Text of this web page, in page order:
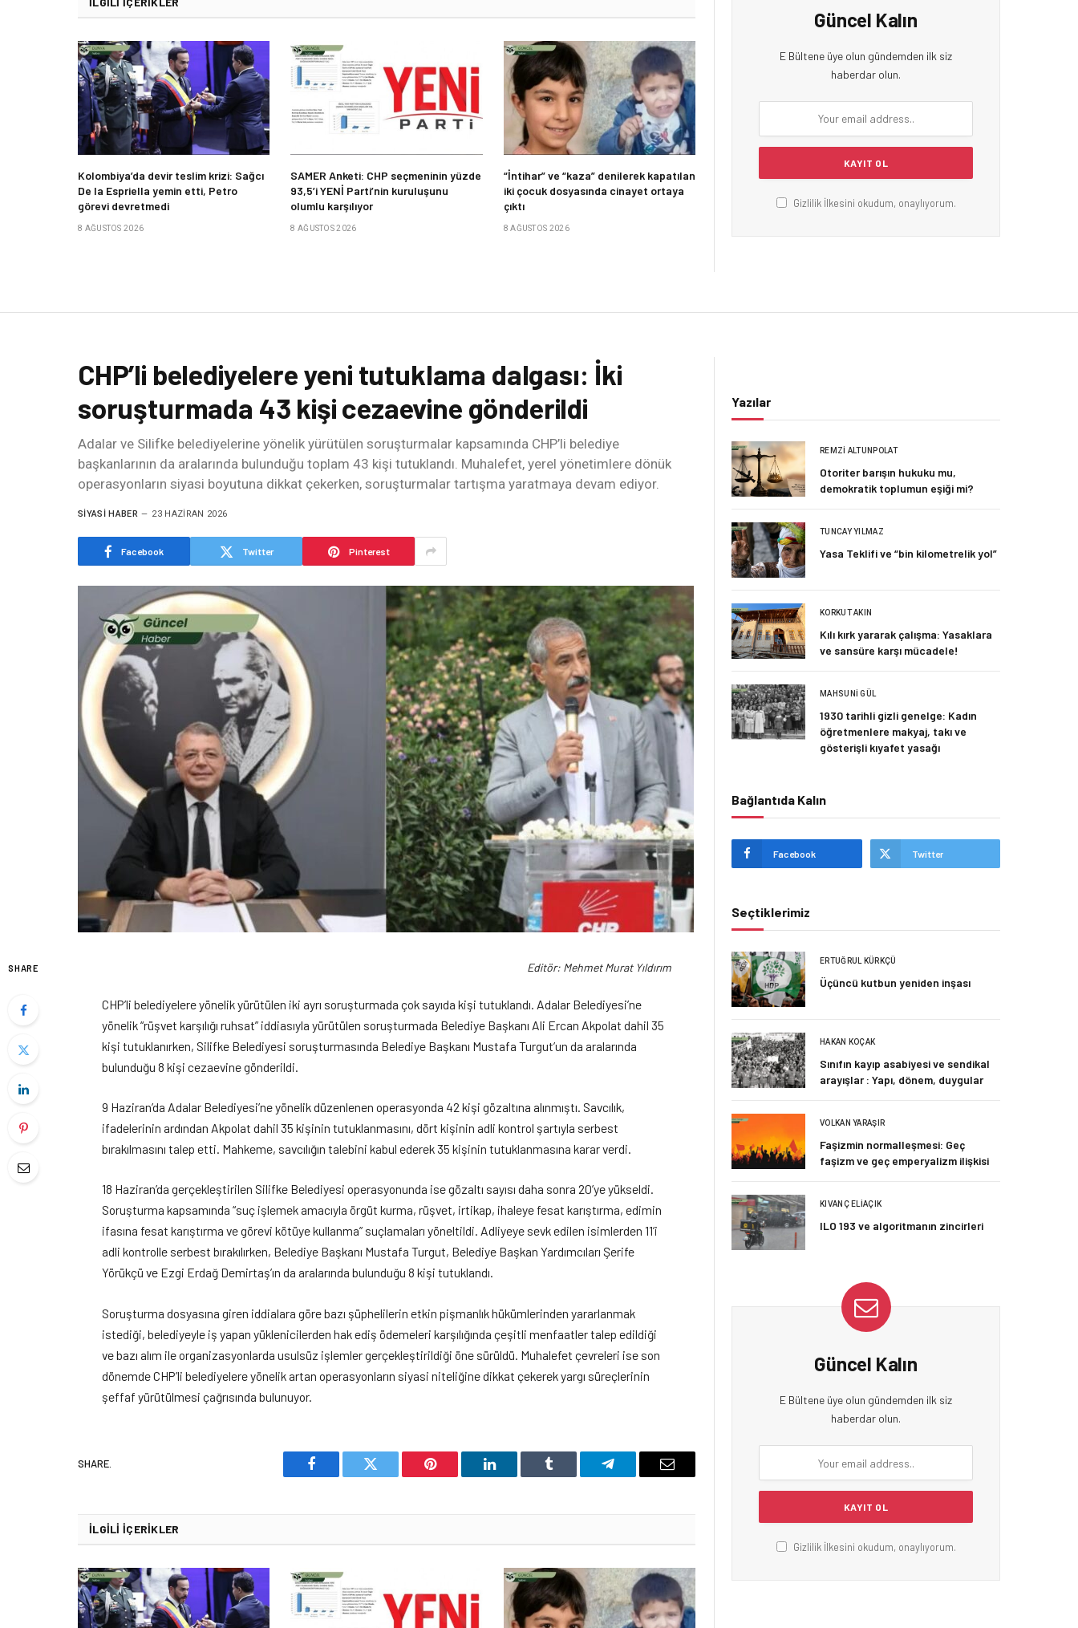
Kolombiya’da devir teslim krizi: Sağcı
De la Espriella yemin etti, Petro
görevi devretmedi
8 AĞUSTOS 2026
SAMER Anketi: CHP seçmeninin yüzde
93,5’i YENİ Parti’nin kuruluşunu
olumlu karşılıyor
8 AĞUSTOS 2026
“İntihar” ve “kaza” denilerek kapatılan
iki çocuk dosyasında cinayet ortaya
çıktı
8 AĞUSTOS 2026
Güncel Kalın
E Bültene üye olun gündemden ilk siz
haberdar olun.
Gizlilik İlkesini okudum, onaylıyorum.
CHP’li belediyelere yeni tutuklama dalgası: İki
soruşturmada 43 kişi cezaevine gönderildi
Adalar ve Silifke belediyelerine yönelik yürütülen soruşturmalar kapsamında CHP’li belediye
başkanlarının da aralarında bulunduğu toplam 43 kişi tutuklandı. Muhalefet, yerel yönetimlere dönük
operasyonların siyasi boyutuna dikkat çekerken, soruşturmalar tartışma yaratmaya devam ediyor.
SIYASI HABER 23 HAZIRAN 2026
Facebook Twitter Pinterest
SHARE Editör: Mehmet Murat Yıldırım
CHP’li belediyelere yönelik yürütülen iki ayrı soruşturmada çok sayıda kişi tutuklandı. Adalar Belediyesi’ne
yönelik “rüşvet karşılığı ruhsat” iddiasıyla yürütülen soruşturmada Belediye Başkanı Ali Ercan Akpolat dahil 35
kişi tutuklanırken, Silifke Belediyesi soruşturmasında Belediye Başkanı Mustafa Turgut’un da aralarında
bulunduğu 8 kişi cezaevine gönderildi.
9 Haziran’da Adalar Belediyesi’ne yönelik düzenlenen operasyonda 42 kişi gözaltına alınmıştı. Savcılık,
ifadelerinin ardından Akpolat dahil 35 kişinin tutuklanmasını, dört kişinin adli kontrol şartıyla serbest
bırakılmasını talep etti. Mahkeme, savcılığın talebini kabul ederek 35 kişinin tutuklanmasına karar verdi.
18 Haziran’da gerçekleştirilen Silifke Belediyesi operasyonunda ise gözaltı sayısı daha sonra 20’ye yükseldi.
Soruşturma kapsamında “suç işlemek amacıyla örgüt kurma, rüşvet, irtikap, ihaleye fesat karıştırma, edimin
ifasına fesat karıştırma ve görevi kötüye kullanma” suçlamaları yöneltildi. Adliyeye sevk edilen isimlerden 11’i
adli kontrolle serbest bırakılırken, Belediye Başkanı Mustafa Turgut, Belediye Başkan Yardımcıları Şerife
Yörükçü ve Ezgi Erdağ Demirtaş’ın da aralarında bulunduğu 8 kişi tutuklandı.
Soruşturma dosyasına giren iddialara göre bazı şüphelilerin etkin pişmanlık hükümlerinden yararlanmak
istediği, belediyeyle iş yapan yüklenicilerden hak ediş ödemeleri karşılığında çeşitli menfaatler talep edildiği
ve bazı alım ile organizasyonlarda usulsüz işlemler gerçekleştirildiği öne sürüldü. Muhalefet çevreleri ise son
dönemde CHP’li belediyelere yönelik artan operasyonların siyasi niteliğine dikkat çekerek yargı süreçlerinin
şeffaf yürütülmesi çağrısında bulunuyor.
SHARE.
Facebook Twitter Pinterest LinkedIn Tumblr Telegram Email
İLGILI İÇERIKLER
Yazılar
REMZI ALTUNPOLAT
Otoriter barışın hukuku mu,
demokratik toplumun eşiği mi?
TUNCAY YILMAZ
Yasa Teklifi ve “bin kilometrelik yol”
KORKUT AKIN
Kılı kırk yararak çalışma: Yasaklara
ve sansüre karşı mücadele!
MAHSUNI GÜL
1930 tarihli gizli genelge: Kadın
öğretmenlere makyaj, takı ve
gösterişli kıyafet yasağı
Bağlantıda Kalın
Facebook Twitter
Seçtiklerimiz
ERTUĞRUL KÜRKÇÜ
Üçüncü kutbun yeniden inşası
HAKAN KOÇAK
Sınıfın kayıp asabiyesi ve sendikal
arayışlar : Yapı, dönem, duygular
VOLKAN YARAŞIR
Faşizmin normalleşmesi: Geç
faşizm ve geç emperyalizm ilişkisi
KIVANÇ ELIAÇIK
ILO 193 ve algoritmanın zincirleri
Güncel Kalın
E Bültene üye olun gündemden ilk siz
haberdar olun.
Gizlilik İlkesini okudum, onaylıyorum.